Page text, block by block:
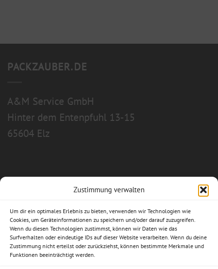
Zustimmung verwalten
Um dir ein optimales Erlebnis zu bieten, verwenden wir Technologien wie
Cookies, um Geräteinformationen zu speichern und/oder darauf zuzugreifen.
Wenn du diesen Technologien zustimmst, können wir Daten wie das
Surfverhalten oder eindeutige IDs auf dieser Website verarbeiten. Wenn du deine
Zustimmung nicht erteilst oder zurückziehst, können bestimmte Merkmale und
Funktionen beeinträchtigt werden.
PACKZAUBER.DE
A&M Service GmbH
Hinter dem Entenpfuhl 13-15
65604 Elz
Allgemeine Geschäftsbedingungen
Impressum
Datenschutzerklärung